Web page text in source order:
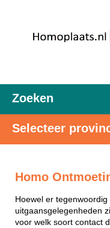
Zoeken
Selecteer
Homo
Hoewel er
uitgaansgelegenheden
voor welk soort contact